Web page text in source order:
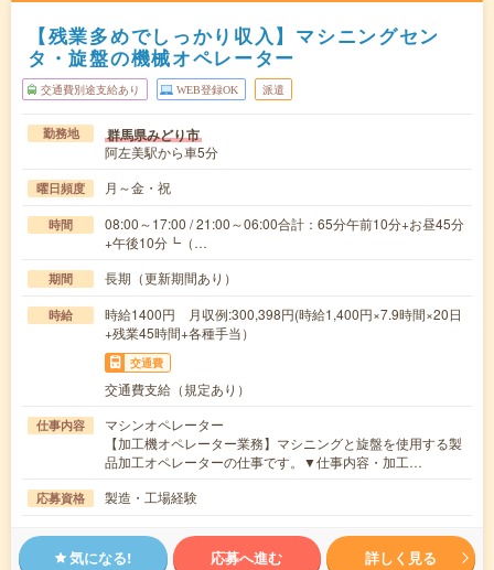
【残業多めでしっかり収入】マシニングセン
タ・旋盤の機械オペレーター
交通費別途支給あり WEB登録OK 派遣
勤務地 群馬県みどり市
阿左美駅から車5分
曜日頻度 月～金・祝
時間
08:00～17:00 / 21:00～06:00合計：65分午前10分+お昼45分
+午後10分┗（…
期間 長期（更新期間あり）
時給
時給1400円 月収例:300,398円(時給1,400円×7.9時間×20日
+残業45時間+各種手当）
交通費
交通費支給（規定あり）
仕事内容
マシンオペレーター
【加工機オペレーター業務】マシニングと旋盤を使用する製
品加工オペレーターの仕事です。▼仕事内容・加工…
応募資格 製造・工場経験
気になる! 応募へ進む 詳しく見る